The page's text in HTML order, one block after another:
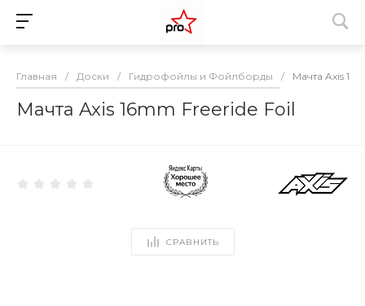
Главная / Доски / Гидрофойлы и Фойлборды / Мачта Axis
Мачта Axis 16mm Freeride Foil
СРАВНИТЬ